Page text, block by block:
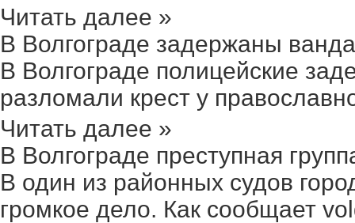
Читать далее »
В Волгограде задержаны
В Волгограде полицейские
разломали крест у
Читать далее »
В Волгограде преступная
В один из районных судов
громкое дело. Как сообщает